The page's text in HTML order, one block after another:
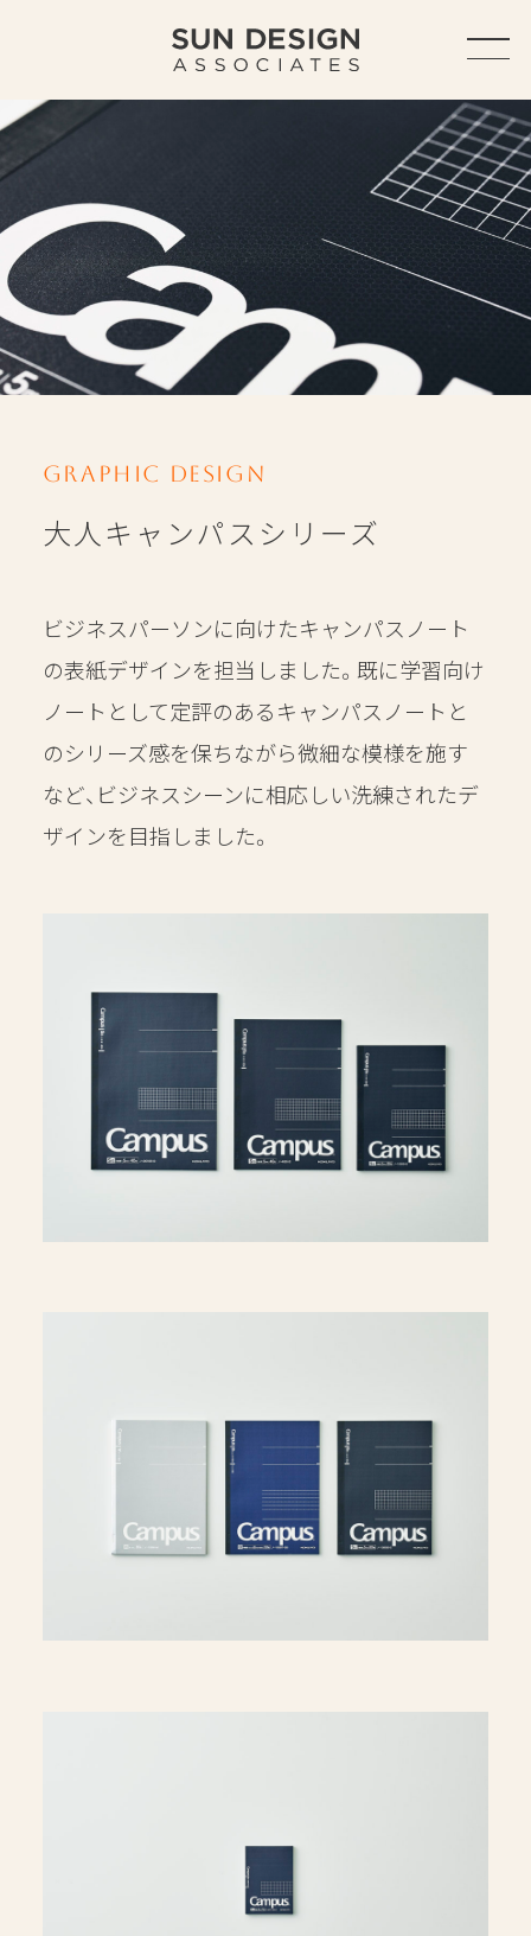
TOP
ABOUT US
SERVICE
OUTLINE
ACCESS
CONTACT
Graphic Design
大人キャンパスシリーズ
ビジネスパーソンに向けたキャンパスノート
の表紙デザインを担当しました。 既に学習向け
ノートとして定評のあるキャンパスノートと
のシリーズ感を保ちながら微細な模様を施す
など、ビジネスシーンに相応しい洗練されたデ
ザインを目指しました。